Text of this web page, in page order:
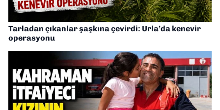
Tarladan çıkanlar şaşkına çevirdi: Urla’da kenevir
operasyonu